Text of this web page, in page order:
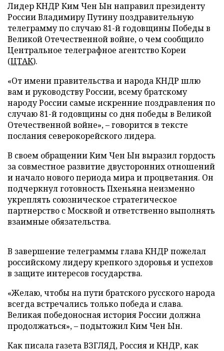
Лидер КНДР Ким Чен Ын направил президенту
России Владимиру Путину поздравительную
телеграмму по случаю 81-й годовщины Победы в
Великой Отечественной войне, о чем сообщило
Центральное телеграфное агентство Кореи
(ЦТАК).
«От имени правительства и народа КНДР шлю
вам и руководству России, всему братскому
народу России самые искренние поздравления по
случаю 81-й годовщины со дня победы в Великой
Отечественной войне», – говорится в тексте
послания северокорейского лидера.
В своем обращении Ким Чен Ын выразил гордость
за совместное развитие двусторонних отношений
и начало нового периода мира и процветания. Он
подчеркнул готовность Пхеньяна неизменно
укреплять союзническое стратегическое
партнерство с Москвой и ответственно выполнять
взаимные обязательства.
В завершение телеграммы глава КНДР пожелал
российскому лидеру крепкого здоровья и успехов
в защите интересов государства.
«Желаю, чтобы на пути братского русского народа
всегда встречались только победа и слава.
Великая победоносная история России должна
продолжаться», – подытожил Ким Чен Ын.
Как писала газета ВЗГЛЯД, Россия и КНДР, как